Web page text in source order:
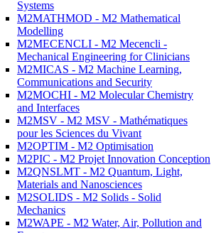
Systems
M2MATHMOD - M2 Mathematical
Modelling
M2MECENCLI - M2 Mecencli -
Mechanical Engineering for Clinicians
M2MICAS - M2 Machine Learning,
Communications and Security
M2MOCHI - M2 Molecular Chemistry
and Interfaces
M2MSV - M2 MSV - Mathématiques
pour les Sciences du Vivant
M2OPTIM - M2 Optimisation
M2PIC - M2 Projet Innovation Conception
M2QNSLMT - M2 Quantum, Light,
Materials and Nanosciences
M2SOLIDS - M2 Solids - Solid
Mechanics
M2WAPE - M2 Water, Air, Pollution and